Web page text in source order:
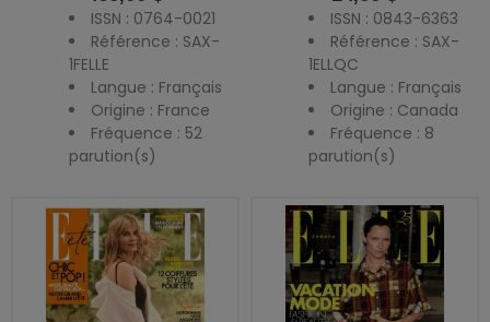
ISSN : 0764-0021
Référence : SAX-
1FELLE
Langue : Français
Origine : France
Fréquence : 52
parution(s)
ISSN : 0843-6363
Référence : SAX-
1ELLQC
Langue : Français
Origine : Canada
Fréquence : 8
parution(s)